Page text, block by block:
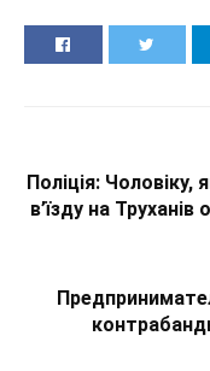
Поліція:
в’їзду на Труханів